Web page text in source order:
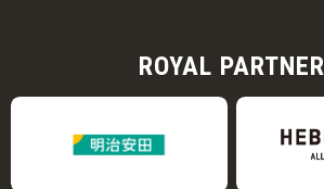
ROYAL PARTNER